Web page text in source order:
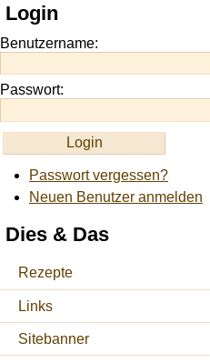
Login
Benutzername:
Passwort:
Passwort vergessen?
Neuen Benutzer anmelden
Dies & Das
Rezepte
Links
Sitebanner